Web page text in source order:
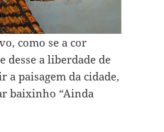
como se a cor
desse a liberdade de
a paisagem da cidade,
baixinho “Ainda